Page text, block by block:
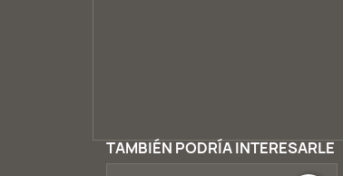
TAMBIÉN PODRÍA INTERESARLE